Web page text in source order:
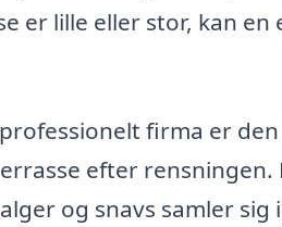
er lille eller stor, kan
firma er
efter
og snavs samler sig